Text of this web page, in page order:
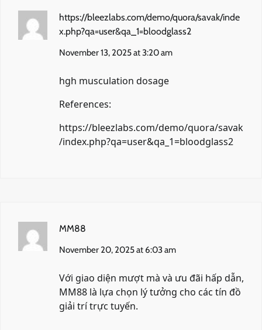
https://bleezlabs.com/demo/quora/savak/inde
x.php?qa=user&qa_1=bloodglass2
November 13, 2025 at 3:20 am
hgh musculation dosage
References:
https://bleezlabs.com/demo/quora/savak
/index.php?qa=user&qa_1=bloodglass2
MM88
November 20, 2025 at 6:03 am
Với giao diện mượt mà và ưu đãi hấp dẫn,
MM88 là lựa chọn lý tưởng cho các tín đồ
giải trí trực tuyến.